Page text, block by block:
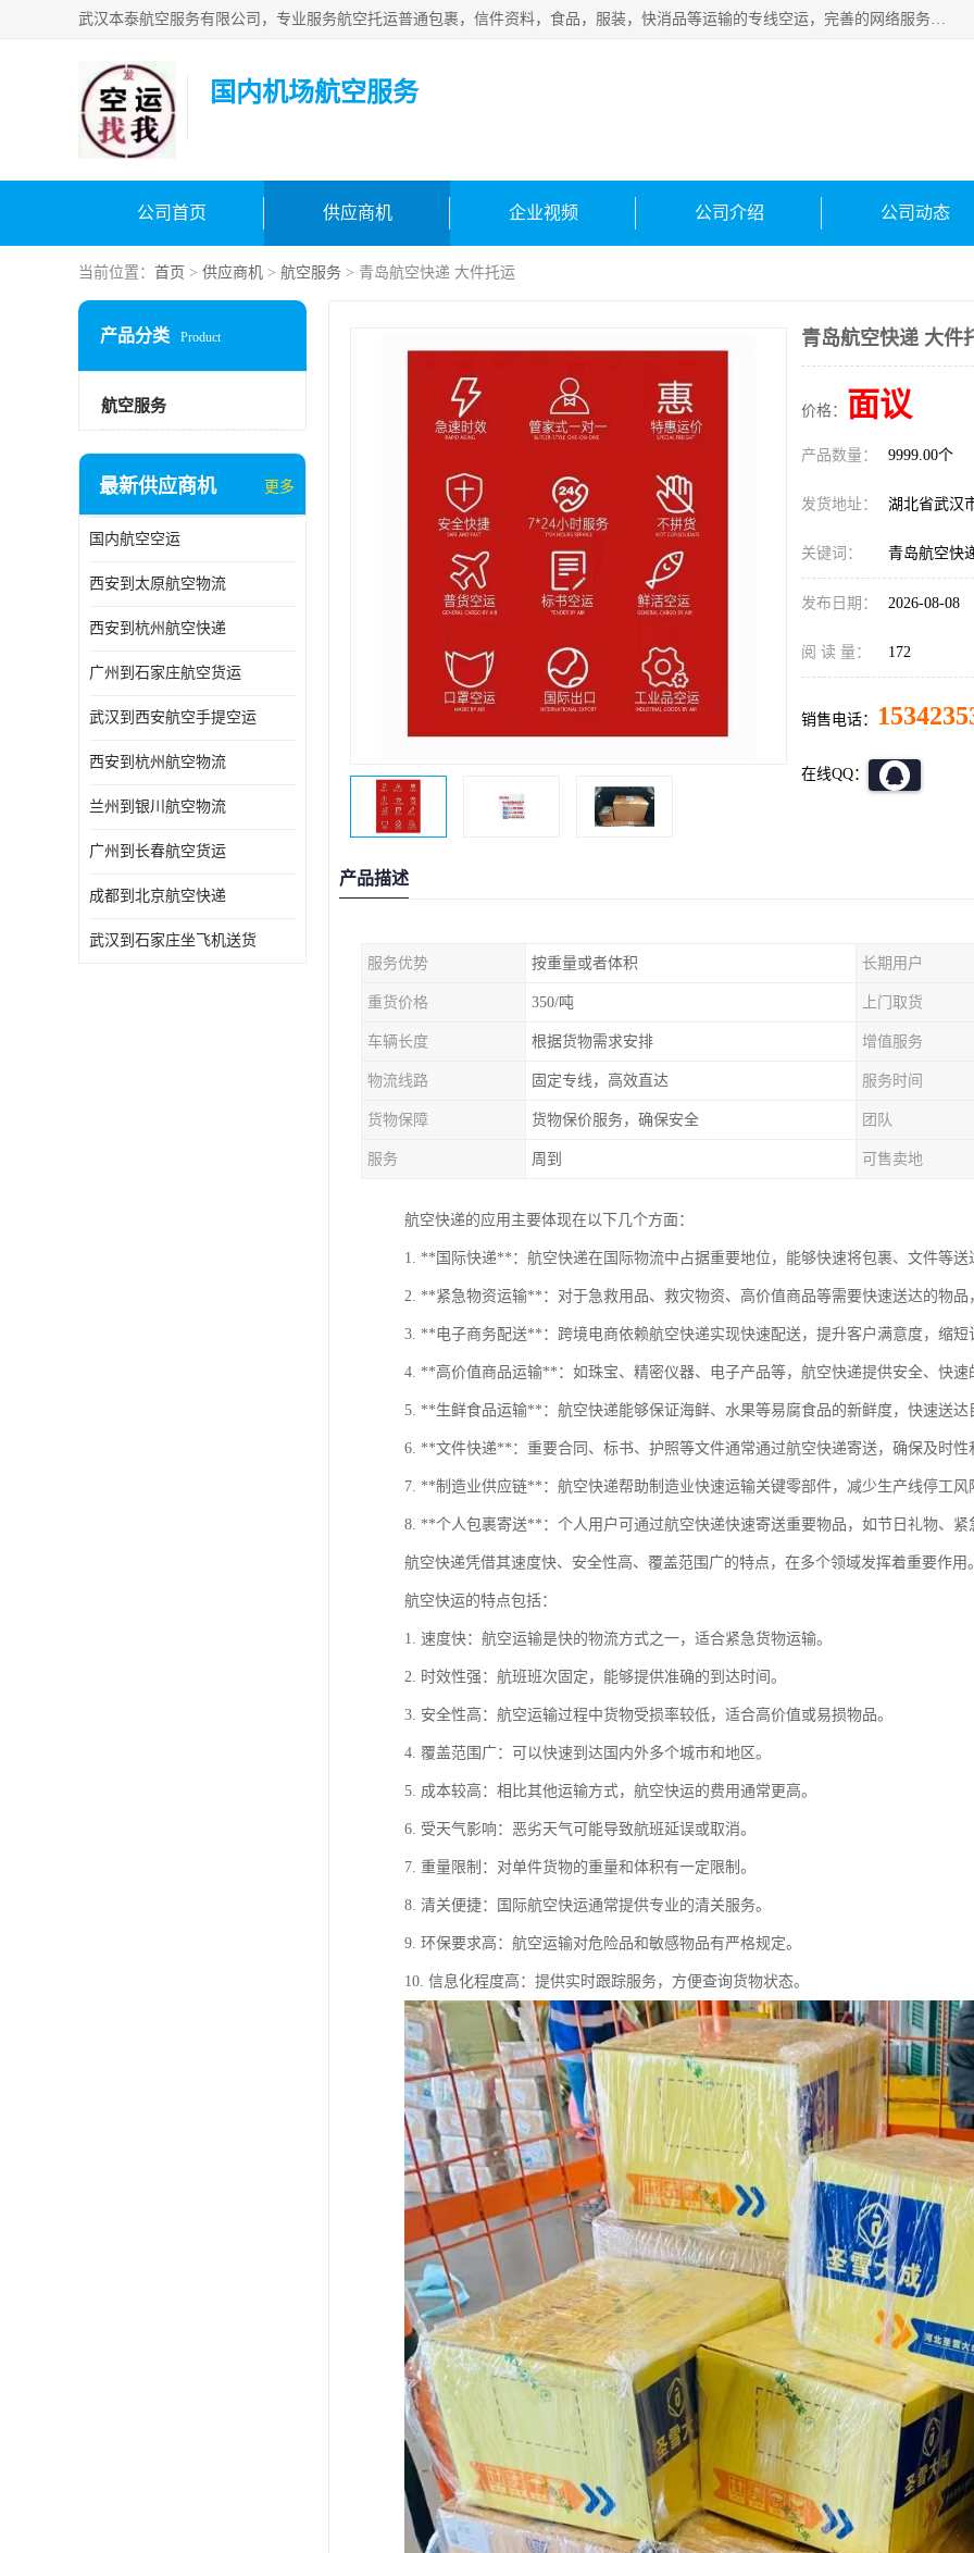
武汉本泰航空服务有限公司，专业服务航空托运普通包裹，信件资料，食品，服装，快消品等运输的专线空运，完善的网络服务确保为客户提供准确、*、安全的“门对门”服务，本着“诚信为本、精诚合作”的服务宗旨.“以安全运输为保障，以运价合理要求市场”的经营理念。武汉机场货运、武汉航空物流、武汉空运、武汉天河国际机场东方、南方、国际航空、机场空运业务覆盖国内二三线机场城市，如：武汉-敦煌、武汉-柳州等
国内机场航空服务
公司首页 供应商机 企业视频 公司介绍 公司动态
当前位置： 首页 > 供应商机 > 航空服务 > 青岛航空快递 大件托运
产品分类 Product
航空服务
最新供应商机 更多
国内航空空运
西安到太原航空物流
西安到杭州航空快递
广州到石家庄航空货运
武汉到西安航空手提空运
西安到杭州航空物流
兰州到银川航空物流
广州到长春航空货运
成都到北京航空快递
武汉到石家庄坐飞机送货
青岛航空快递 大件
价格： 面议
产品数量： 9999.00个
发货地址： 湖北省武汉
关键词： 青岛航空快
发布日期： 2026-08-08
阅 读 量： 172
销售电话：
在线QQ：
产品描述
服务优势 按重量或者体积 长期用户
重货价格 350/吨 上门取货
车辆长度 根据货物需求安排 增值服务
物流线路 固定专线，高效直达 服务时间
货物保障 货物保价服务，确保安全 团队
服务 周到 可售卖地
航空快递的应用主要体现在以下几个方面：
1. **国际快递**：航空快递在国际物流中占据重要地位，能够快速将包裹、文件等送
2. **紧急物资运输**：对于急救用品、救灾物资、高价值商品等需要快速送达的物品
3. **电子商务配送**：跨境电商依赖航空快递实现快速配送，提升客户满意度，缩短
4. **高价值商品运输**：如珠宝、精密仪器、电子产品等，航空快递提供安全、快速
5. **生鲜食品运输**：航空快递能够保证海鲜、水果等易腐食品的新鲜度，快速送达
6. **文件快递**：重要合同、标书、护照等文件通常通过航空快递寄送，确保及时性
7. **制造业供应链**：航空快递帮助制造业快速运输关键零部件，减少生产线停工风
8. **个人包裹寄送**：个人用户可通过航空快递快速寄送重要物品，如节日礼物、紧
航空快递凭借其速度快、安全性高、覆盖范围广的特点，在多个领域发挥着重要作用。
航空快运的特点包括：
1. 速度快：航空运输是快的物流方式之一，适合紧急货物运输。
2. 时效性强：航班班次固定，能够提供准确的到达时间。
3. 安全性高：航空运输过程中货物受损率较低，适合高价值或易损物品。
4. 覆盖范围广：可以快速到达国内外多个城市和地区。
5. 成本较高：相比其他运输方式，航空快运的费用通常更高。
6. 受天气影响：恶劣天气可能导致航班延误或取消。
7. 重量限制：对单件货物的重量和体积有一定限制。
8. 清关便捷：国际航空快运通常提供专业的清关服务。
9. 环保要求高：航空运输对危险品和敏感物品有严格规定。
10. 信息化程度高：提供实时跟踪服务，方便查询货物状态。